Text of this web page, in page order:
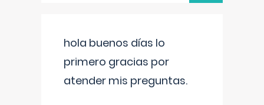
hola buenos días lo
primero gracias por
atender mis preguntas.